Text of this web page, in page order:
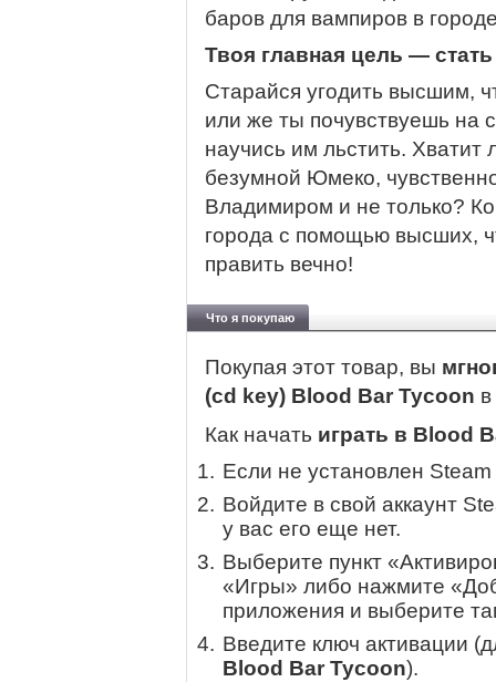
баров для вампиров в
Твоя главная цель —
Старайся угодить высшим,
или же ты почувствуешь на
научись им льстить. Хватит
безумной Юмеко,
Владимиром и не только?
города с помощью высших,
править вечно!
Что я покупаю
Покупая этот товар, вы
(cd key) Blood Bar Tycoon в
Как начать играть в Blood
Если не установлен
Войдите в свой аккаунт
у вас его еще нет.
Выберите пункт
«Игры» либо нажмите
приложения и выберите
Введите ключ активации
Blood Bar Tycoon).